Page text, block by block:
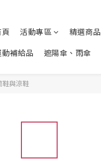
活動專區 精選商品
動補給品 遮陽傘、雨傘
鞋與涼鞋